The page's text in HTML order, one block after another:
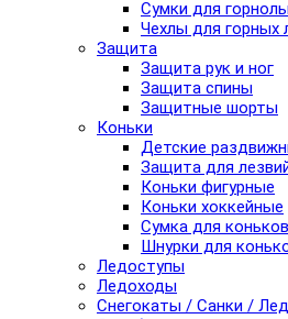
Сумки для
Чехлы для горных
Защита
Защита рук и ног
Защита спины
Защитные шорты
Коньки
Детские
Защита для
Коньки фигурные
Коньки хоккейные
Сумка для коньков
Шнурки для
Ледоступы
Ледоходы
Снегокаты / Санки /